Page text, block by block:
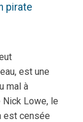
pirate
est une
mal à
Lowe, le
est censée